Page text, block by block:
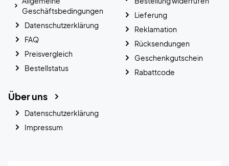
Geschäftsbedingungen
Datenschutzerklärung
FAQ
Preisvergleich
Bestellstatus
Lieferung
Reklamation
Rücksendungen
Geschenkgutschein
Rabattcode
Über uns
Datenschutzerklärung
Impressum